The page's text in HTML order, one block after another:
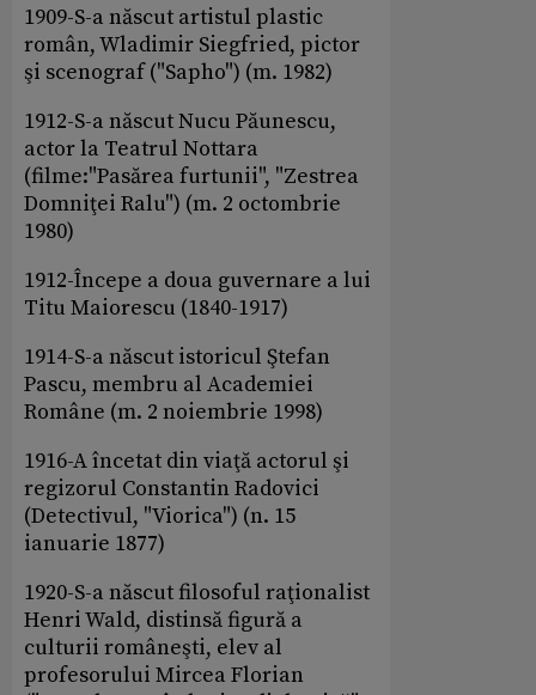
1909-S-a născut artistul plastic
român, Wladimir Siegfried, pictor
şi scenograf ("Sapho") (m. 1982)
1912-S-a născut Nucu Păunescu,
actor la Teatrul Nottara
(filme:"Pasărea furtunii", "Zestrea
Domniţei Ralu") (m. 2 octombrie
1980)
1912-Începe a doua guvernare a lui
Titu Maiorescu (1840-1917)
1914-S-a născut istoricul Ştefan
Pascu, membru al Academiei
Române (m. 2 noiembrie 1998)
1916-A încetat din viaţă actorul şi
regizorul Constantin Radovici
(Detectivul, "Viorica") (n. 15
ianuarie 1877)
1920-S-a născut filosoful raţionalist
Henri Wald, distinsă figură a
culturii româneşti, elev al
profesorului Mircea Florian